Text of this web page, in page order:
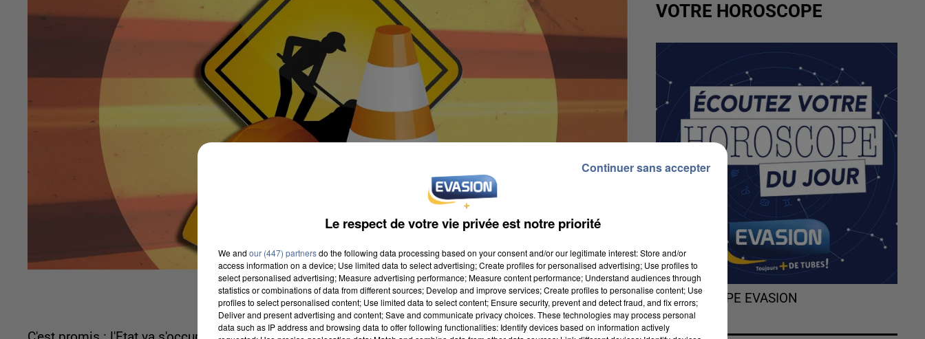
VOTRE HOROSCOPE
L'HOROSCOPE EVASION
Le respect de votre vie privée est notre priorité
We and our (447) partnersdo the following data processing based on your consent and/or our legitimate interest: Store and/or
access information on a device; Use limited data to select advertising; Create profiles for personalised advertising; Use profiles to
select personalised advertising; Measure advertising performance; Measure content performance; Understand audiences through
statistics or combinations of data from different sources; Develop and improve services; Create profiles to personalise content; Use
profiles to select personalised content; Use limited data to select content; Ensure security, prevent and detect fraud, and fix errors;
Deliver and present advertising and content; Save and communicate privacy choices. These technologies may process personal
data such as IP address and browsing data to offer following functionalities: Identify devices based on information actively
Continuer sans accepter